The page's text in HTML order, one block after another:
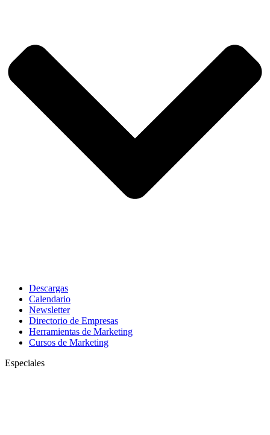
Descargas
Calendario
Newsletter
Directorio de Empresas
Herramientas de Marketing
Cursos de Marketing
Especiales